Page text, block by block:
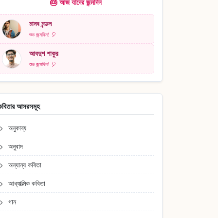
মানব মন্ডল
শুভ জন্মদিন! 🎈
আবদুশ শাকুর
শুভ জন্মদিন! 🎈
আসরসমূহ
অনুকাব্য
অনুবাদ
অন্যান্য কবিতা
আধ্যাত্মিক কবিতা
গান